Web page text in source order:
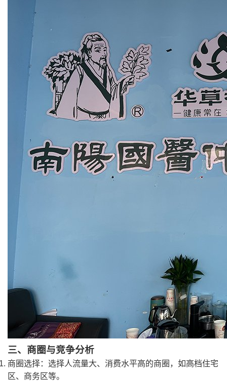
三、商圈与竞争分析
商圈选择：选择人流量大、消费水平高的商圈，如高档住宅
区、商务区等。